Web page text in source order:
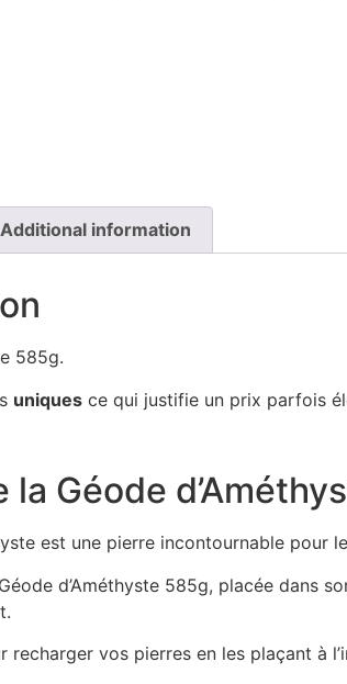
Additional information
585g.
uniques ce qui justifie un prix parfois
la Géode
est une pierre incontournable
d’Améthyste 585g, placée dans
recharger vos pierres en les plaçant à